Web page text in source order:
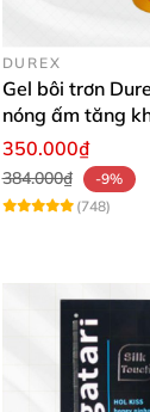
DUREX
Gel bôi trơn
nóng ấm tăng
350.000₫
384.000₫
-9%
(748)